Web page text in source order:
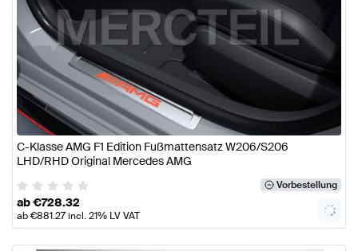
C-Klasse AMG F1 Edition Fußmattensatz W206/S206
LHD/RHD Original Mercedes AMG
Vorbestellung
ab€728.32
ab€881.27incl. 21% LV VAT